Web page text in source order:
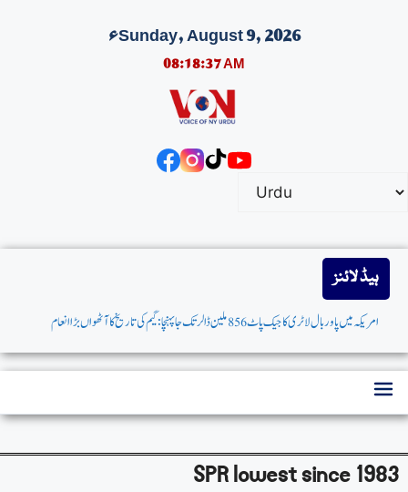
Sunday, August 9, 2026ء
08:18:37 AM
ہیڈ لائنز
امریکہ میں پاوربال لاٹری کاجیک پاٹ 856 ملین ڈالرتک جاپہنچا: گیم کی تاریخ کاآٹھواں بڑاانعام
SPR lowest since 1983